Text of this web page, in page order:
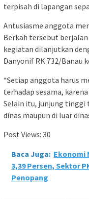
terpisah di lapangan
Antusiasme anggota
Berkah tersebut
kegiatan dilanjutkan
Danyonif RK 732/Banau
“Setiap anggota harus
terhadap sesama,
Selain itu, junjung tinggi
dinas maupun di luar
Post Views: 30
Baca Juga: Ekonomi
3,39 Persen, Sektor
Penopang